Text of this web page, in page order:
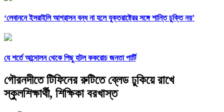
‘লেবাননে ইসরাইলি আগ্রাসন বন্ধ না হলে যুক্তরাষ্ট্রের সঙ্গে শান্তি চুক্তি নয়’
যে শর্তে আন্দোলন থেকে পিছু হটল ককরোচ জনতা পার্টি
গৌরনদীতে টিফিনের রুটিতে ব্লেড ঢুকিয়ে রাখে
স্কুলশিক্ষার্থী, শিক্ষিকা বরখাস্ত